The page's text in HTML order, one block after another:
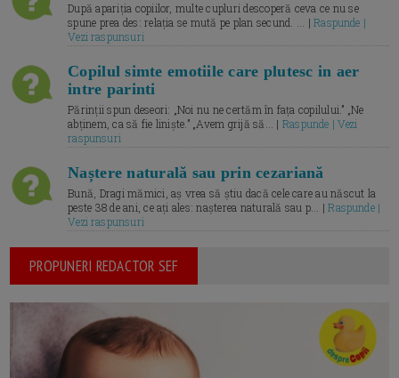
După apariția copiilor, multe cupluri descoperă ceva ce nu se
spune prea des: relația se mută pe plan secund. ... |Raspunde |
Vezi raspunsuri
Copilul simte emotiile care plutesc in aer
intre parinti
Părinții spun deseori: „Noi nu ne certăm în fața copilului.” „Ne
abținem, ca să fie liniște.” „Avem grijă să... | Raspunde | Vezi
raspunsuri
Naștere naturală sau prin cezariană
Bună, Dragi mămici, aș vrea să știu dacă cele care au născut la
peste 38 de ani, ce ați ales: nașterea naturală sau p... |Raspunde |
Vezi raspunsuri
PROPUNERI REDACTOR SEF